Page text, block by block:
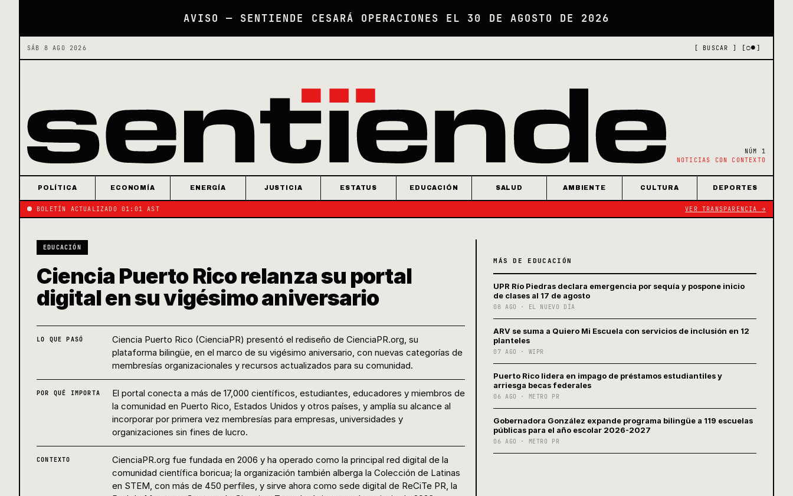
AVISO — SENTIENDE CESARÁ OPERACIONES EL 30 DE AGOSTO DE 2026
SÁB 8 AGO 2026 [ BUSCAR ] [○●]
NÚM 1
NOTICIAS CON CONTEXTO
POLÍTICA ECONOMÍA ENERGÍA JUSTICIA ESTATUS EDUCACIÓN SALUD AMBIENTE CULTURA DEPORTES
BOLETÍN ACTUALIZADO 01:01 AST VER TRANSPARENCIA →
EDUCACIÓN
Ciencia Puerto Rico relanza su portal
digital en su vigésimo aniversario
LO QUE PASÓ
Ciencia Puerto Rico (CienciaPR) presentó el rediseño de CienciaPR.org, su
plataforma bilingüe, en el marco de su vigésimo aniversario, con nuevas categorías de
membresías organizacionales y recursos actualizados para su comunidad.
POR QUÉ IMPORTA
El portal conecta a más de 17,000 científicos, estudiantes, educadores y miembros de
la comunidad en Puerto Rico, Estados Unidos y otros países, y amplía su alcance al
incorporar por primera vez membresías para empresas, universidades y
organizaciones sin fines de lucro.
CONTEXTO
CienciaPR.org fue fundada en 2006 y ha operado como la principal red digital de la
comunidad científica boricua; la organización también alberga la Colección de Latinas
en STEM, con más de 450 perfiles, y sirve ahora como sede digital de ReCiTe PR, la
MÁS DE EDUCACIÓN
UPR Río Piedras declara emergencia por sequía y pospone inicio
de clases al 17 de agosto
08 AGO · EL NUEVO DÍA
ARV se suma a Quiero Mi Escuela con servicios de inclusión en 12
planteles
07 AGO · WIPR
Puerto Rico lidera en impago de préstamos estudiantiles y
arriesga becas federales
06 AGO · METRO PR
Gobernadora González expande programa bilingüe a 119 escuelas
públicas para el año escolar 2026-2027
06 AGO · METRO PR